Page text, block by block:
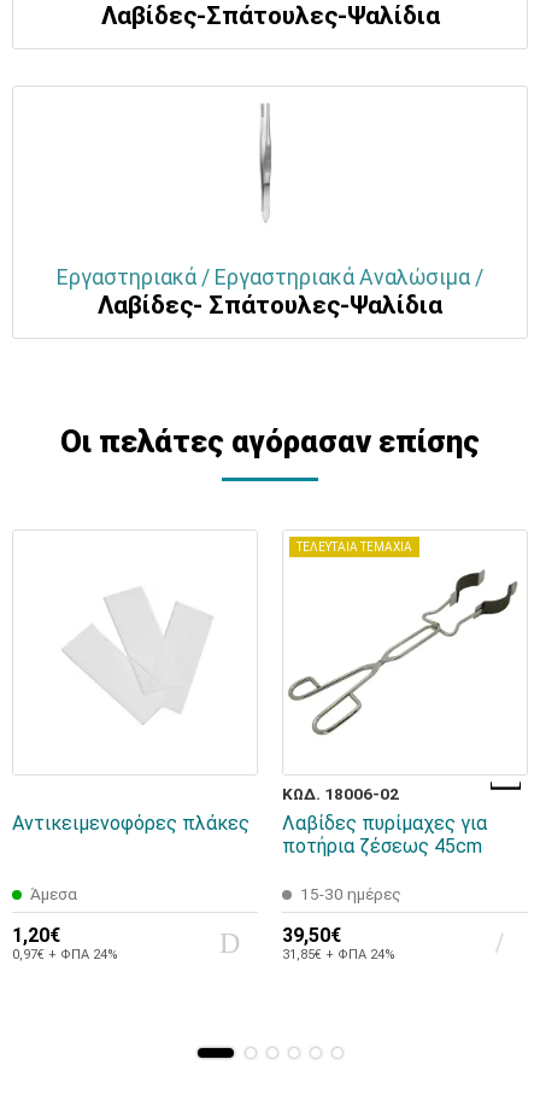
Λαβίδες-Σπάτουλες-Ψαλίδια
Εργαστηριακά / Εργαστηριακά Αναλώσιμα /
Λαβίδες- Σπάτουλες-Ψαλίδια
Οι πελάτες αγόρασαν επίσης
Αντικειμενοφόρες πλάκες
Άμεσα
1,20€
0,97€ + ΦΠΑ 24%
ΤΕΛΕΥΤΑΙΑ ΤΕΜΑΧΙΑ
ΚΩΔ. 18006-02
Λαβίδες πυρίμαχες για
ποτήρια ζέσεως 45cm
15-30 ημέρες
39,50€
31,85€ + ΦΠΑ 24%